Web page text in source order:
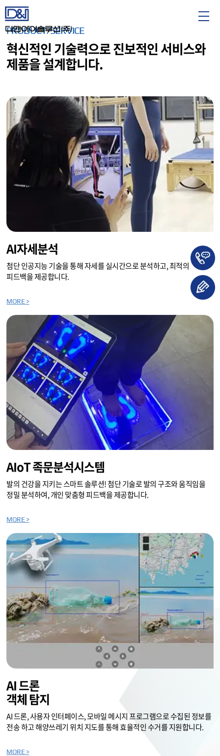
AI 드론 객체 탐지
깨끗한 바다를 향한 기술의 비행
하늘에서 바다를 지키다, 해양쓰레기 드론의 시작!
READ MORE
PRODUCT/SERVICE
혁신적인 기술력으로 진보적인 서비스와
제품을 설계합니다.
AI자세분석
첨단 인공지능 기술을 통해 자세를 실시간으로 분석하고, 최적의
피드백을 제공합니다.
MORE >
AIoT 족문분석시스템
발의 건강을 지키는 스마트 솔루션! 첨단 기술로 발의 구조와 움직임을
정밀 분석하여, 개인 맞춤형 피드백을 제공합니다.
MORE >
AI 드론
객체 탐지
AI 드론, 사용자 인터페이스, 모바일 메시지 프로그램으로 수집된 정보를
전송 하고 해양쓰레기 위치 지도를 통해 효율적인 수거를 지원합니다.
MORE >